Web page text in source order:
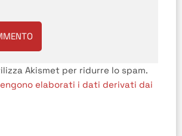
Akismet per ridurre lo spam.
elaborati i dati derivati dai